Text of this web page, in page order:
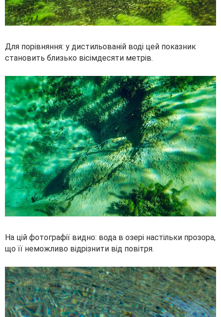
Для порівняння: у дистильованій воді цей показник
становить близько вісімдесяти метрів.
На цій фотографії видно: вода в озері настільки прозора,
що її неможливо відрізнити від повітря.